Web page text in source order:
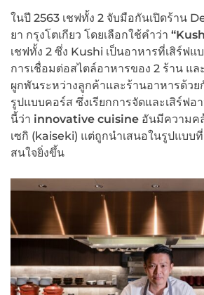
ในปี 2563 เชฟทั้ง 2 จับมือกันเปิดร้าน
ยา กรุงโตเกียว โดยเลือกใช้คำว่า
เชฟทั้ง 2 ซึ่ง Kushi เป็นอาหารที่เสิร์ฟแ
การเชื่อมต่อสไตล์อาหารของ 2 ร้าน แล
ผูกพันระหว่างลูกค้าและร้านอาหารด้วย
รูปแบบคอร์ส ซึ่งเรียกการจัดและเสิร์ฟ
นี้ว่า innovative cuisine อันมีความค
เซกิ (kaiseki) แต่ถูกนำเสนอในรูปแบบ
สนใจยิ่งขึ้น